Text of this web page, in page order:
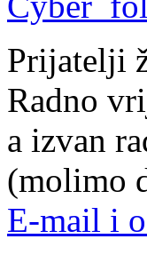
Prijatelji
Radno
a izvan
(molimo
E-mail i